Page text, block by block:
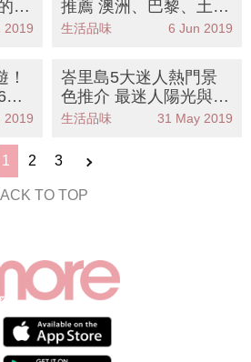
人
2019
推薦 澳洲、巴黎、土耳
其、峇里島享受陽光與
生活品味 6 Jun 2019
層
緻C
2019
峇里島5大迷人熱門景
色推介 最迷人陽光與海
灘
生活品味 31 May 2019
1 2 3
TO TOP